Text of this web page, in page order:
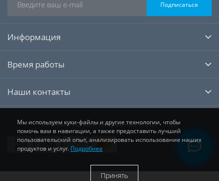
Подписаться
Информация
Время работы
Наши контакты
Интернет-магазин Рыболов Юга © 2001 - 2026
Мы используем куки-файлы и другие технологии, чтобы
помочь вам в навигации, а также предоставить лучший
пользовательский опыт, анализировать использование наших
продуктов и услуг. Подробнее
Принять